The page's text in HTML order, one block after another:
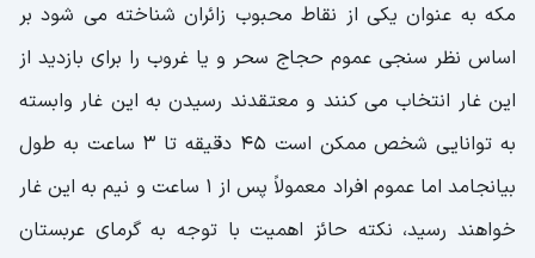
مکه به عنوان یکی از نقاط محبوب زائران شناخته می شود بر
اساس نظر سنجی عموم حجاج سحر و یا غروب را برای بازدید از
این غار انتخاب می کنند و معتقدند رسیدن به این غار وابسته
به توانایی شخص ممکن است 45 دقیقه تا 3 ساعت به طول
بیانجامد اما عموم افراد معمولاً پس از 1 ساعت و نیم به این غار
خواهند رسید، نکته حائز اهمیت با توجه به گرمای عربستان